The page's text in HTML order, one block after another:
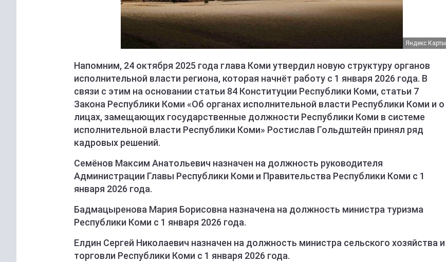
Яндекс Карты
Напомним, 24 октября 2025 года глава Коми утвердил новую структуру органов
исполнительной власти региона, которая начнёт работу с 1 января 2026 года. В
связи с этим на основании статьи 84 Конституции Республики Коми, статьи 7
Закона Республики Коми «Об органах исполнительной власти Республики Коми и о
лицах, замещающих государственные должности Республики Коми в системе
исполнительной власти Республики Коми» Ростислав Гольдштейн принял ряд
кадровых решений.
Семёнов Максим Анатольевич назначен на должность руководителя
Администрации Главы Республики Коми и Правительства Республики Коми с 1
января 2026 года.
Бадмацыренова Мария Борисовна назначена на должность министра туризма
Республики Коми с 1 января 2026 года.
Елдин Сергей Николаевич назначен на должность министра сельского хозяйства и
торговли Республики Коми с 1 января 2026 года.